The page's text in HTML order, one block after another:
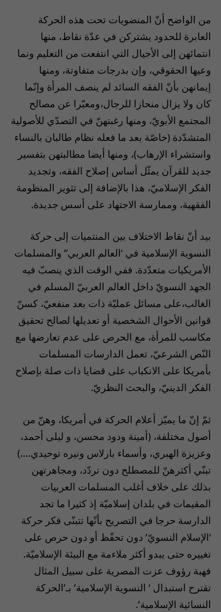
من الواضح أنّ المنضويات تحت هذه الحركة
العابرة للحدود يشتركن في عدّة نقاط، منها
انتمائهن إلى الأجيال التي انتفعت من التعليم ونما
وعيها الحقوقي، وإن بدرجات متفاوتة، ومنها
إيمانهن بأنّ الفقه السائد لم ينصف المرأة وإنّما
كان ولا يزال منحازا للرجال،ومعبّرا عن مصالح
المجتمع الأبويّ، ومنها رغبتهنّ في التصدّي للأصولية
المتشدّدة (خاصّة بعد ما فعله نظام طالبان بالنساء
واستشراء الإرهاب)، ومنها أيضا مطالبتهن بتفسير
جديد للقرآن يمثّل أساس إصلاح الفقه، وتجديد
الفكر الإسلاميّ، هذا بالإضافة إلى تثوير المنظومة
الفقهية، وممارسة الاجتهاد على أسس جديدة.
بيد أنّ نقاط الاختلاف بين المنتميات إلى حركة
النسوية الإسلامية في ‘العالم العربي” والمسلمات
الأمريكيات متعدّدة. ففي الوقت الذي ينصبّ فيه
الجهد النسويّ داخل العالم العربيّ المسلم في
الغالب،على مسائل عمليّة ذات بعد منفعيّ، كسنّ
قوانين الأحوال الشخصية أو تعديلها لصالح تحقيق
مكاسب للمرأة، مع الحرص على عدم تعارضها مع
النّص الشرعيّ، تعمل الدارسات المسلمات
بأمريكا على الانكباب على قضايا ذات صلة بإصلاح
الفكر الدينيّ، والبحث النظريّ.
ثمّ إنّ ما يميّز أعلام الحركة في أمريكا، وهنّ من
أصول مختلفة، (أمينة ودود محسن، و ليلى أحمد،
وعزيزة الهبري، وأسماء بارلاس ونيره توحيدي….)
تبنّي أكثرهنّ للمصطلح دون تردّد، ومجاهرتهن
بذلك على خلاف أغلب المسلمات العربيات
المقيمات في بلدان إسلاميّة إذ كثيرا ما تجد
الدارسة حرجا في التصريح بأنّها تتبنّى فكر حركة
‘الإسلام النسويّ’ دون تحفّظ أو دون حرص على
تغييره حتى يبدو أكثر ملاءمة مع البيئة الإسلاميّة.
فهبة رؤوف عزت المصرية على سبيل المثال
تقترح استبدال ‘ النسوية الإسلامية’ بـ’الحركة
النسائية الإسلامية’.